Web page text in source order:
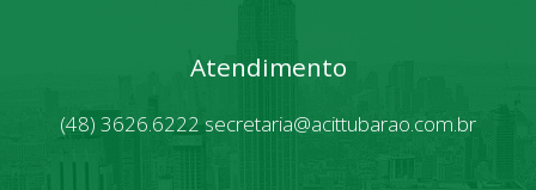
Atendimento
(48) 3626.6222 secretaria@acittubarao.com.br